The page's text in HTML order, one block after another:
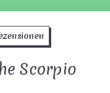
Scorpio